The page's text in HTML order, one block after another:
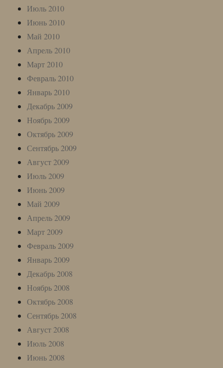
Июль 2010
Июнь 2010
Май 2010
Апрель 2010
Март 2010
Февраль 2010
Январь 2010
Декабрь 2009
Ноябрь 2009
Октябрь 2009
Сентябрь 2009
Август 2009
Июль 2009
Июнь 2009
Май 2009
Апрель 2009
Март 2009
Февраль 2009
Январь 2009
Декабрь 2008
Ноябрь 2008
Октябрь 2008
Сентябрь 2008
Август 2008
Июль 2008
Июнь 2008